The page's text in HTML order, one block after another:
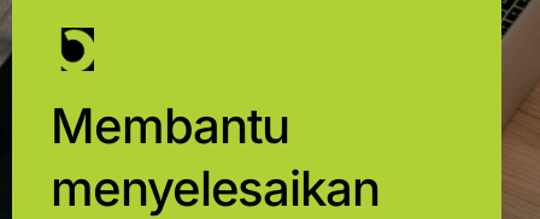
Membantu
menyelesaikan